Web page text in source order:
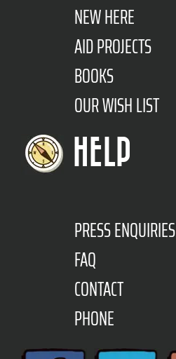
NEW HERE
AID PROJECTS
BOOKS
OUR WISH LIST
HELP
PRESS ENQUIRIES
FAQ
CONTACT
PHONE